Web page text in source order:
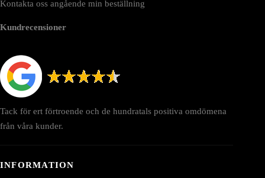
Kontakta oss angående min beställning
Kundrecensioner
Tack för ert förtroende och de hundratals positiva omdömena
från våra kunder.
INFORMATION